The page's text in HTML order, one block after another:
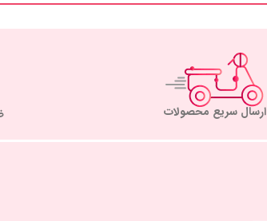
ارسال سریع محصولات